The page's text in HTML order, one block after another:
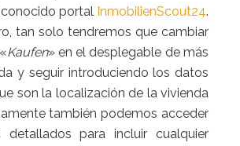
portal InmobilienScout24.
tan solo tendremos que cambiar
Kaufen» en el desplegable de más
y seguir introduciendo los datos
son la localización de la vivienda
también podemos acceder
para incluir cualquier